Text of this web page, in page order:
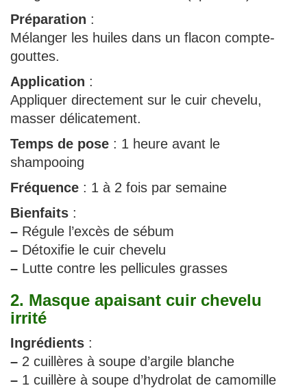
Préparation :
Mélanger les huiles dans un flacon compte-
gouttes.
Application :
Appliquer directement sur le cuir chevelu,
masser délicatement.
Temps de pose : 1 heure avant le
shampooing
Fréquence : 1 à 2 fois par semaine
Bienfaits :
– Régule l’excès de sébum
– Détoxifie le cuir chevelu
– Lutte contre les pellicules grasses
2. Masque apaisant cuir chevelu
irrité
Ingrédients :
– 2 cuillères à soupe d’argile blanche
– 1 cuillère à soupe d’hydrolat de camomille